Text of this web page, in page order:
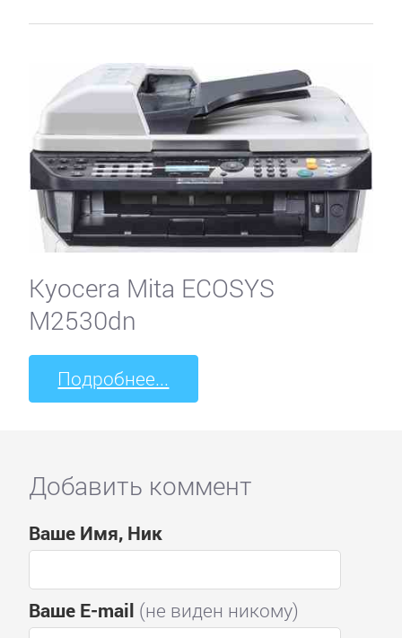
Kyocera Mita ECOSYS
M2530dn
Подробнее...
Добавить коммент
Ваше Имя, Ник
Ваше E-mail (не виден никому)